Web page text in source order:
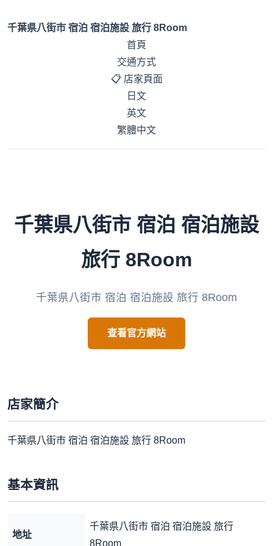
千葉県八街市 宿泊 宿泊施設 旅行 8Room
首頁
交通方式
📋 店家頁面
日文
英文
繁體中文
千葉県八街市 宿泊 宿泊施設
旅行 8Room
千葉県八街市 宿泊 宿泊施設 旅行 8Room
查看官方網站
店家簡介
千葉県八街市 宿泊 宿泊施設 旅行 8Room
基本資訊
地址
‍千葉県八街市 宿泊 ​宿泊施設 旅行
‌8Room